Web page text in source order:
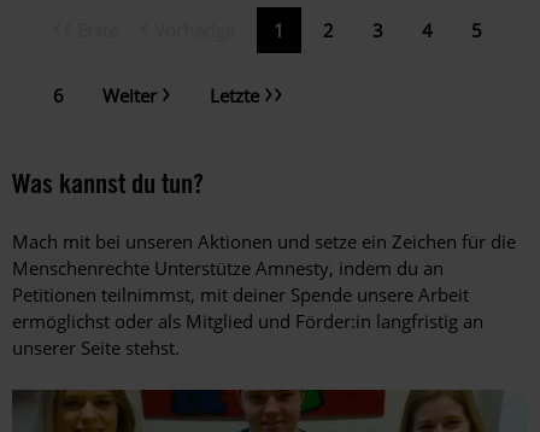
Aktuelle
Seite
1 Page
2 Page
3 Page
4 Page
5
Page
6
Nächste
Weiter
Letzte
Letzte
Was kannst du tun?
Mach mit bei unseren Aktionen und setze ein Zeichen für die
Menschenrechte Unterstütze Amnesty, indem du an
Petitionen teilnimmst, mit deiner Spende unsere Arbeit
ermöglichst oder als Mitglied und Förder:in langfristig an
unserer Seite stehst.